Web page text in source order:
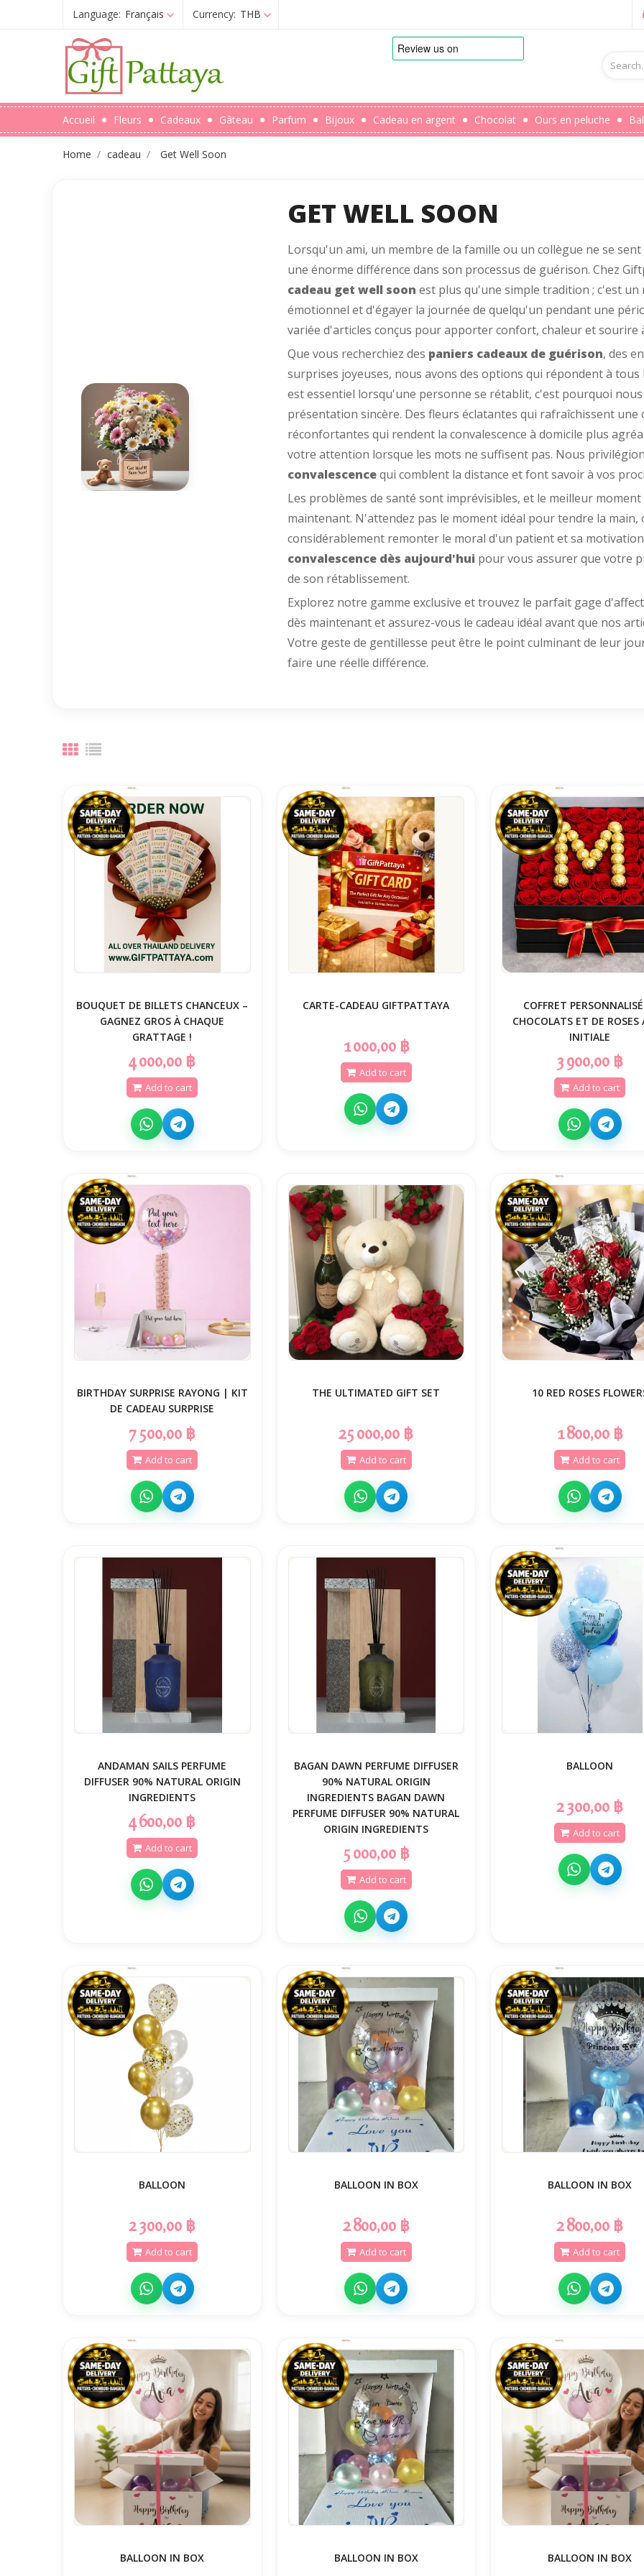
Language: Français Currency: THB
Accueil Fleurs Cadeaux Gâteau Parfum Bijoux Cadeau en argent Chocolat Ours en peluche
Home cadeau Get Well Soon
GET WELL SOON
Lorsqu'un ami, un membre de la famille ou un collègue ne se
une énorme différence dans son processus de guérison. Chez
cadeau get well soon est plus qu'une simple tradition ; c'est
émotionnel et d'égayer la journée de quelqu'un pendant une
variée d'articles conçus pour apporter confort, chaleur et sourire
Que vous recherchiez des paniers cadeaux de guérison, des
surprises joyeuses, nous avons des options qui répondent à
est essentiel lorsqu'une personne se rétablit, c'est pourquoi
présentation sincère. Des fleurs éclatantes qui rafraîchissent
réconfortantes qui rendent la convalescence à domicile plus
votre attention lorsque les mots ne suffisent pas. Nous
convalescencequi comblent la distance et font savoir à vos
Les problèmes de santé sont imprévisibles, et le meilleur
maintenant. N'attendez pas le moment idéal pour tendre la
considérablement remonter le moral d'un patient et sa
convalescence dès aujourd'hui pour vous assurer que votre
de son rétablissement.
Explorez notre gamme exclusive et trouvez le parfait gage
dès maintenant et assurez-vous le cadeau idéal avant que nos
Votre geste de gentillesse peut être le point culminant de leur
faire une réelle différence.
BOUQUET DE BILLETS CHANCEUX –
GAGNEZ GROS À CHAQUE
GRATTAGE !
4 000,00 ฿
Add to cart
CARTE-CADEAU GIFTPATTAYA
1 000,00 ฿
Add to cart
COFFRET
CHOCOLATS ET DE ROSES
INITIALE
3 900,00 ฿
Add to cart
BIRTHDAY SURPRISE RAYONG | KIT
DE CADEAU SURPRISE
7 500,00 ฿
Add to cart
THE ULTIMATED GIFT SET
25 000,00 ฿
Add to cart
10 RED ROSES
1 800,00 ฿
Add to cart
ANDAMAN SAILS PERFUME
DIFFUSER 90% NATURAL ORIGIN
INGREDIENTS
4 600,00 ฿
Add to cart
BAGAN DAWN PERFUME DIFFUSER
90% NATURAL ORIGIN
INGREDIENTS BAGAN DAWN
PERFUME DIFFUSER 90% NATURAL
ORIGIN INGREDIENTS
5 000,00 ฿
Add to cart
BALLOON
2 300,00 ฿
Add to cart
BALLOON
2 300,00 ฿
Add to cart
BALLOON IN BOX
2 800,00 ฿
Add to cart
BALLOON IN BOX
2 800,00 ฿
Add to cart
BALLOON IN BOX BALLOON IN BOX BALLOON IN BOX